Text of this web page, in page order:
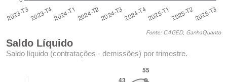
Fonte: CAGED, GanhaQuanto
Saldo Líquido
Saldo líquido (contratações - demissões) por trimestre.